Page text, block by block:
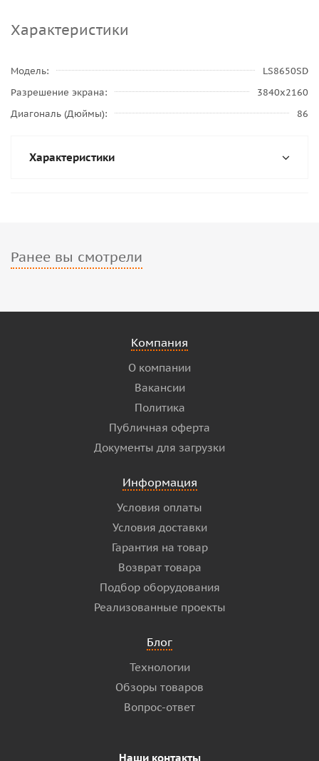
Характеристики
Модель
LS8650SD
Разрешение экрана
3840х2160
Диагональ (Дюймы)
86
Характеристики
Ранее вы смотрели
Компания
О компании
Вакансии
Политика
Публичная оферта
Документы для загрузки
Информация
Условия оплаты
Условия доставки
Гарантия на товар
Возврат товара
Подбор оборудования
Реализованные проекты
Блог
Технологии
Обзоры товаров
Вопрос-ответ
Наши контакты